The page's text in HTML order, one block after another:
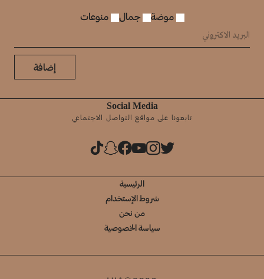
موضة جمال منوعات
إضافة
Social Media
تابعونا على مواقع التواصل الاجتماعي
الرئيسية
شروط الإستخدام
من نحن
سياسة الخصوصية